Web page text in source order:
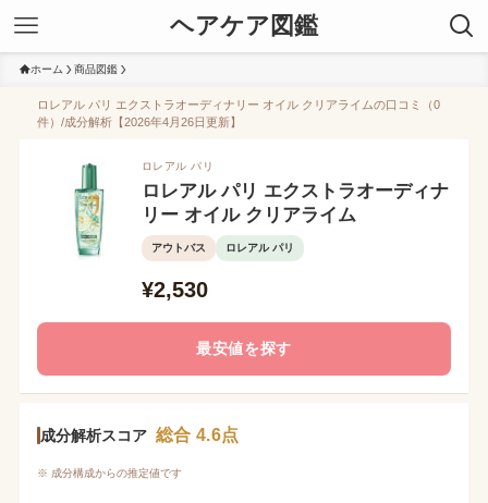
ヘアケア図鑑
ホーム 商品図鑑
ロレアル パリ エクストラオーディナリー オイル クリアライムの口コミ（0
件）/成分解析【2026年4月26日更新】
ロレアル パリ
ロレアル パリ エクストラオーディナ
リー オイル クリアライム
アウトバス ロレアル パリ
¥2,530
最安値を探す
成分解析スコア 総合 4.6点
※ 成分構成からの推定値です